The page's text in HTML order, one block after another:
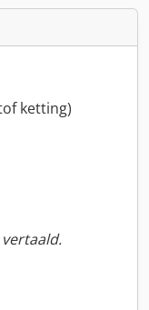
ketting)